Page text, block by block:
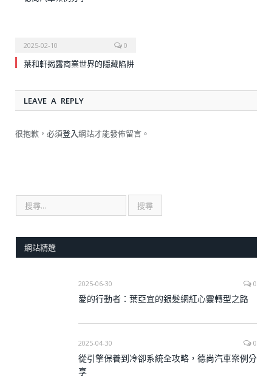
2025-02-10 0
葉和軒揭露商業世界的隱藏陷阱
LEAVE A REPLY
很抱歉，必須登入網站才能發佈留言。
網站精選
2025-06-30 0
愛的行動者：葉亞宜的銀髮網紅心靈轉型之路
2025-04-30 0
從引擎保養到冷卻系統全攻略，德尚汽車案例分
享